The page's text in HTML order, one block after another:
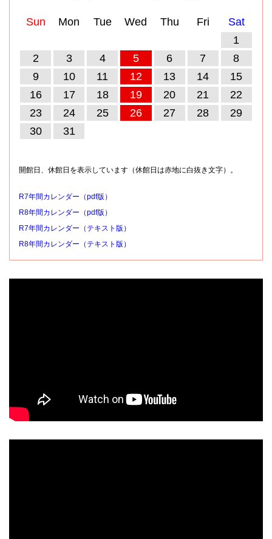
Sun Mon Tue Wed Thu Fri
Sat
1
2
3 4 5 6 7
8
9
10 11 12 13 14
15
16
17 18 19 20 21
22
23
24 25 26 27 28
29
30
31
開館日、休館日を表示しています（休館日は赤地に白抜き文字）。
R7年間カレンダー（pdf版）
R8年間カレンダー（pdf版）
R7年間カレンダー（テキスト版）
R8年間カレンダー（テキスト版）